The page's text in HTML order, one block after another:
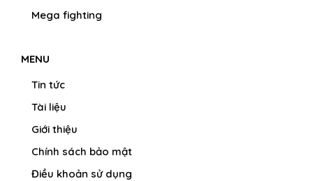
Mega fighting
MENU
Tin tức
Tài liệu
Giới thiệu
Chính sách bảo mật
Điều khoản sử dụng